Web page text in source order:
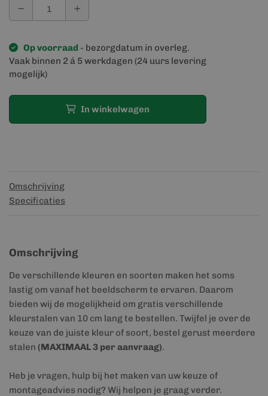
Op voorraad - bezorgdatum in overleg.
Vaak binnen 2 á 5 werkdagen (24 uurs levering
mogelijk)
In winkelwagen
Omschrijving
Specificaties
Omschrijving
De verschillende kleuren en soorten maken het soms
lastig om vanaf het beeldscherm te ervaren. Daarom
bieden wij de mogelijkheid om gratis verschillende
kleurstalen van 10 cm lang te bestellen. Twijfel je over de
keuze van de juiste kleur of soort, bestel gerust meerdere
stalen (MAXIMAAL 3 per aanvraag).
Heb je vragen, hulp bij het maken van uw keuze of
montageadvies nodig? Wij helpen je graag verder.